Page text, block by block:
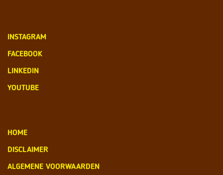
INSTAGRAM
FACEBOOK
LINKEDIN
YOUTUBE
HOME
DISCLAIMER
ALGEMENE VOORWAARDEN